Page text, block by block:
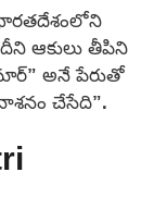
ఆకులు తీపిని
అనే పేరుతో
చేసేది”.